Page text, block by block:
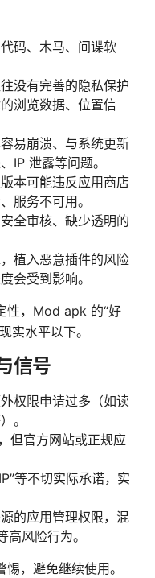
码、木马、间谍软
没有完善的隐私保护
浏览数据、位置信
易崩溃、与系统更新
IP 泄露等问题。
本可能违反应用商店
服务不可用。
全审核、缺少透明的
植入恶意插件的风险
会受到影响。
性，Mod apk 的“好
实水平以下。
信号
权限申请过多（如读
。
但官方网站或正规应
等不切实际承诺，实
的应用管理权限，混
风险行为。
，避免继续使用。